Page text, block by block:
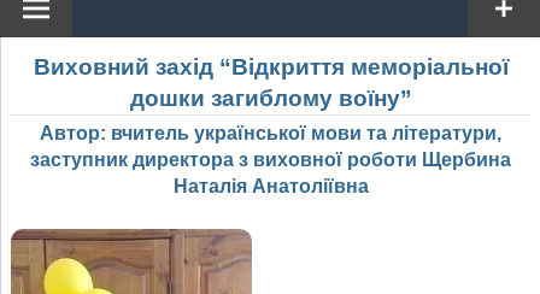
Виховний захід “Відкриття меморіальної
дошки загиблому воїну”
Автор: вчитель української мови та літератури,
заступник директора з виховної роботи Щербина
Наталія Анатоліївна